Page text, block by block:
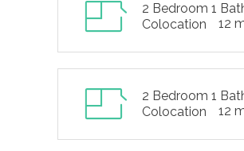
2 Bedroom 1
Colocation
12
2 Bedroom 1
Colocation
12